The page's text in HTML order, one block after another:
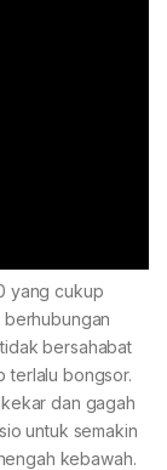
yang cukup
berhubungan
bersahabat
terlalu bongsor.
dan gagah
untuk semakin
kebawah.